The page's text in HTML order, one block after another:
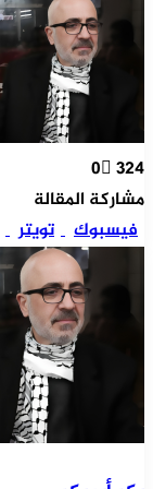
0 324
مشاركة المقالة
فيسبوك
تويتر